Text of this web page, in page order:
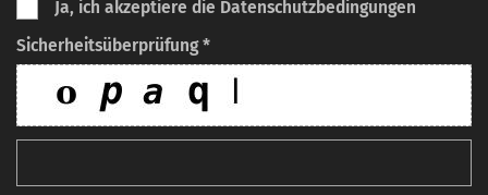
Ja, ich akzeptiere die Datenschutzbedingungen
Sicherheitsüberprüfung *